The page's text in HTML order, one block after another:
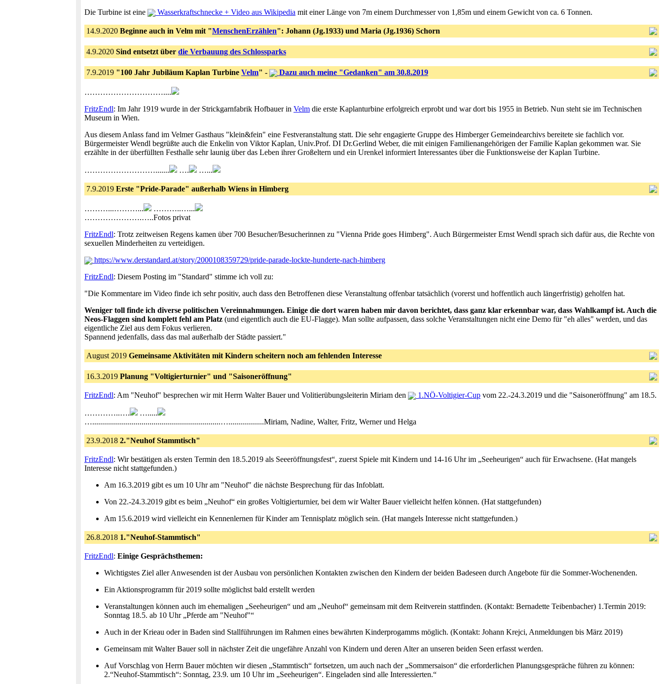
Die Turbine ist eine
Wasserkraftschnecke + Video aus Wikipedia mit einer Länge von 7m einem Durchmesser von 1,85m und einem Gewicht von ca. 6 Tonnen.
14.9.2020 Beginne auch in Velm mit "MenschenErzählen": Johann (Jg.1933) und Maria (Jg.1936) Schorn
4.9.2020 Sind entsetzt über die Verbauung des Schlossparks
7.9.2019 "100 Jahr Jubiläum Kaplan Turbine Velm" - Dazu auch meine "Gedanken" am 30.8.2019
…………………………....
FritzEndl: Im Jahr 1919 wurde in der Strickgarnfabrik Hofbauer in Velm die erste Kaplanturbine erfolgreich erprobt und war dort bis 1955 in Betrieb. Nun steht sie im Technischen
Museum in Wien.
Aus diesem Anlass fand im Velmer Gasthaus "klein&fein" eine Festveranstaltung statt. Die sehr engagierte Gruppe des Himberger Gemeindearchivs bereitete sie fachlich vor.
Bürgermeister Wendl begrüßte auch die Enkelin von Viktor Kaplan, Univ.Prof. DI Dr.Gerlind Weber, die mit einigen Familienangehörigen der Familie Kaplan gekommen war. Sie
erzählte in der überfüllten Festhalle sehr launig über das Leben ihrer Großeltern und ein Urenkel informiert Interessantes über die Funktionsweise der Kaplan Turbine.
………………………....... …. …...
7.9.2019 Erste "Pride-Parade" außerhalb Wiens in Himberg
………...………...
………..…...
………………….…..Fotos privat
FritzEndl: Trotz zeitweisen Regens kamen über 700 Besucher/Besucherinnen zu "Vienna Pride goes Himberg". Auch Bürgermeister Ernst Wendl sprach sich dafür aus, die Rechte von
sexuellen Minderheiten zu verteidigen.
https://www.derstandard.at/story/2000108359729/pride-parade-lockte-hunderte-nach-himberg
FritzEndl: Diesem Posting im "Standard" stimme ich voll zu:
"Die Kommentare im Video finde ich sehr positiv, auch dass den Betroffenen diese Veranstaltung offenbar tatsächlich (vorerst und hoffentlich auch längerfristig) geholfen hat.
Weniger toll finde ich diverse politischen Vereinnahmungen. Einige die dort waren haben mir davon berichtet, dass ganz klar erkennbar war, dass Wahlkampf ist. Auch die
Neos-Flaggen sind komplett fehl am Platz (und eigentlich auch die EU-Flagge). Man sollte aufpassen, dass solche Veranstaltungen nicht eine Demo für "eh alles" werden, und das
eigentliche Ziel aus dem Fokus verlieren.
Spannend jedenfalls, dass das mal außerhalb der Städte passiert."
August 2019 Gemeinsame Aktivitäten mit Kindern scheitern noch am fehlenden Interesse
16.3.2019 Planung "Voltigierturnier" und "Saisoneröffnung"
FritzEndl: Am "Neuhof" besprechen wir mit Herrn Walter Bauer und Volitierübungsleiterin Miriam den 1.NÖ-Voltigier-Cup vom 22.-24.3.2019 und die "Saisoneröffnung" am 18.5.
…………..….
….....
….................................................................…..................Miriam, Nadine, Walter, Fritz, Werner und Helga
23.9.2018 2."Neuhof Stammtisch"
FritzEndl: Wir bestätigen als ersten Termin den 18.5.2019 als Seeeröffnungsfest“, zuerst Spiele mit Kindern und 14-16 Uhr im „Seeheurigen“ auch für Erwachsene. (Hat mangels
Interesse nicht stattgefunden.)
Am 16.3.2019 gibt es um 10 Uhr am "Neuhof" die nächste Besprechung für das Infoblatt.
Von 22.-24.3.2019 gibt es beim „Neuhof“ ein großes Voltigierturnier, bei dem wir Walter Bauer vielleicht helfen können. (Hat stattgefunden)
Am 15.6.2019 wird vielleicht ein Kennenlernen für Kinder am Tennisplatz möglich sein. (Hat mangels Interesse nicht stattgefunden.)
26.8.2018 1."Neuhof-Stammtisch"
FritzEndl: Einige Gesprächsthemen:
Wichtigstes Ziel aller Anwesenden ist der Ausbau von persönlichen Kontakten zwischen den Kindern der beiden Badeseen durch Angebote für die Sommer-Wochenenden.
Ein Aktionsprogramm für 2019 sollte möglichst bald erstellt werden
Veranstaltungen können auch im ehemaligen „Seeheurigen“ und am „Neuhof“ gemeinsam mit dem Reitverein stattfinden. (Kontakt: Bernadette Teibenbacher) 1.Termin 2019:
Sonntag 18.5. ab 10 Uhr „Pferde am "Neuhof"“
Auch in der Krieau oder in Baden sind Stallführungen im Rahmen eines bewährten Kinderprogamms möglich. (Kontakt: Johann Krejci, Anmeldungen bis März 2019)
Gemeinsam mit Walter Bauer soll in nächster Zeit die ungefähre Anzahl von Kindern und deren Alter an unseren beiden Seen erfasst werden.
Auf Vorschlag von Herrn Bauer möchten wir diesen „Stammtisch“ fortsetzen, um auch nach der „Sommersaison“ die erforderlichen Planungsgespräche führen zu können:
2.“Neuhof-Stammtisch“: Sonntag, 23.9. um 10 Uhr im „Seeheurigen“. Eingeladen sind alle Interessierten.“